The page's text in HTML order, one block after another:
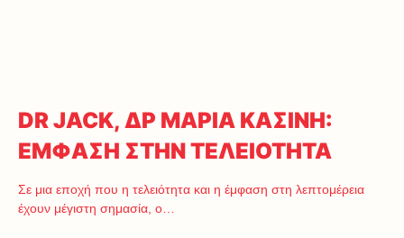
DR JACK, ΔΡ ΜΑΡΙΑ ΚΑΣΙΝΗ:
ΕΜΦΑΣΗ ΣΤΗΝ ΤΕΛΕΙΟΤΗΤΑ
Σε μια εποχή που η τελειότητα και η έμφαση στη λεπτομέρεια
έχουν μέγιστη σημασία, ο…